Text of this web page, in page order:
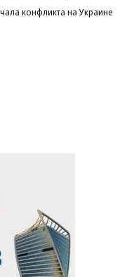
конфликта на Украине